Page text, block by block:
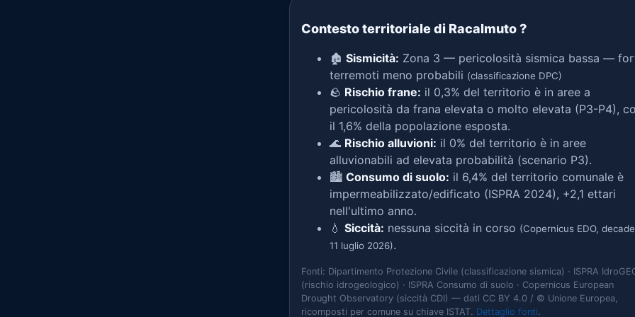
Contesto territoriale di Racalmuto?
🏚️ Sismicità: Zona 3 — pericolosità sismica bassa —
terremoti meno probabili (classificazione DPC)
🪨 Rischio frane: il 0,3% del territorio è in aree a
pericolosità da frana elevata o molto elevata (P3-P4),
il 1,6% della popolazione esposta.
🌊 Rischio alluvioni: il 0% del territorio è in aree
alluvionabili ad elevata probabilità (scenario P3).
🏙️ Consumo di suolo: il 6,4% del territorio comunale è
impermeabilizzato/edificato (ISPRA 2024), +2,1 ettari
nell'ultimo anno.
💧 Siccità: nessuna siccità in corso (Copernicus EDO,
11 luglio 2026).
Fonti: Dipartimento Protezione Civile (classificazione sismica) · ISPRA
(rischio idrogeologico) · ISPRA Consumo di suolo · Copernicus European
Drought Observatory (siccità CDI) — dati CC BY 4.0 / © Unione Europea,
ricomposti per comune su chiave ISTAT. Dettaglio fonti.